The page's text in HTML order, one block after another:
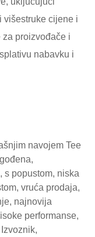
višestruke cijene i
proizvođače i
nabavku i
navojem Tee
s popustom, niska
vruća prodaja,
najnovija
performanse,